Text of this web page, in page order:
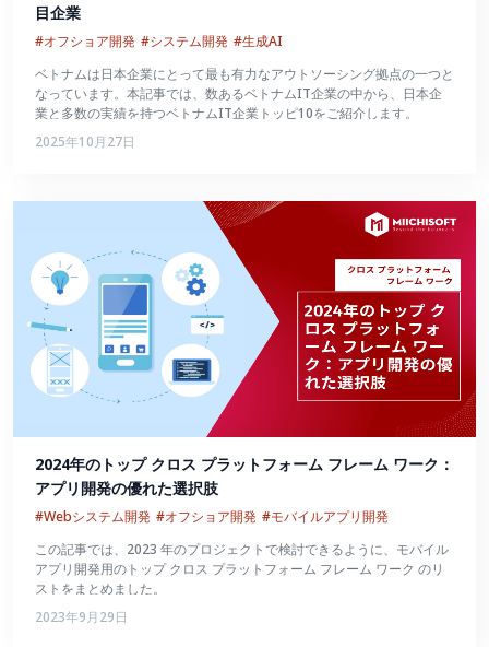
目企業
#オフショア開発 #システム開発 #生成AI
ベトナムは日本企業にとって最も有力なアウトソーシング拠点の一つと
なっています。本記事では、数あるベトナムIT企業の中から、日本企
業と多数の実績を持つベトナムIT企業トッピ10をご紹介します。
2025年10月27日
2024年のトップ クロス プラットフォーム フレーム ワーク：
アプリ開発の優れた選択肢
#Webシステム開発 #オフショア開発 #モバイルアプリ開発
この記事では、2023 年のプロジェクトで検討できるように、モバイル
アプリ開発用のトップ クロス プラットフォーム フレーム ワーク のリ
ストをまとめました。
2023年9月29日